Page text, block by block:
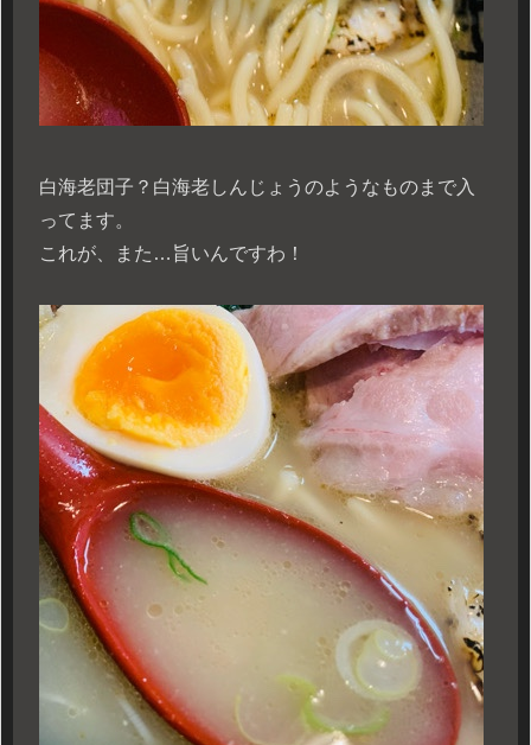
白海老団子？白海老しんじょうのようなものまで入
ってます。
これが、また…旨いんですわ！